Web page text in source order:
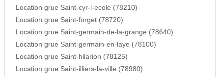
Location grue Saint-cyr-l-ecole (78210)
Location grue Saint-forget (78720)
Location grue Saint-germain-de-la-grange (78640)
Location grue Saint-germain-en-laye (78100)
Location grue Saint-hilarion (78125)
Location grue Saint-illiers-la-ville (78980)